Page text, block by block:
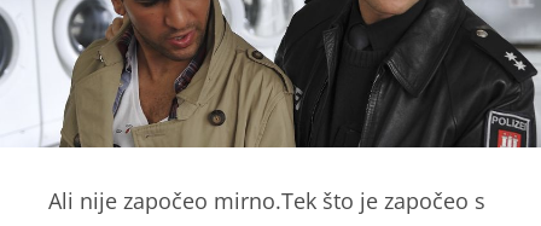
Ali nije započeo mirno.Tek što je započeo s